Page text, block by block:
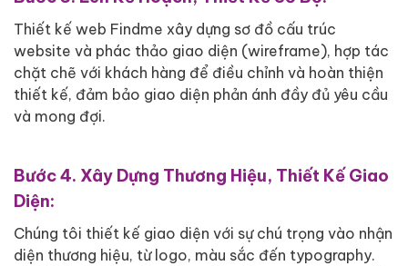
Thiết kế web Findme xây dựng sơ đồ cấu trúc
website và phác thảo giao diện (wireframe), hợp tác
chặt chẽ với khách hàng để điều chỉnh và hoàn thiện
thiết kế, đảm bảo giao diện phản ánh đầy đủ yêu cầu
và mong đợi.
Bước 4. Xây Dựng Thương Hiệu, Thiết Kế Giao
Diện:
Chúng tôi thiết kế giao diện với sự chú trọng vào nhận
diện thương hiệu, từ logo, màu sắc đến typography.